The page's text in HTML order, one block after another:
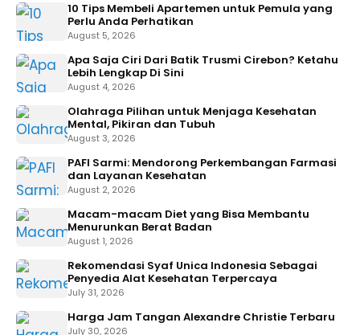
10 Tips Membeli Apartemen untuk Pemula yang
Perlu Anda Perhatikan
August 5, 2026
Apa Saja Ciri Dari Batik Trusmi Cirebon? Ketahu
Lebih Lengkap Di Sini
August 4, 2026
Olahraga Pilihan untuk Menjaga Kesehatan
Mental, Pikiran dan Tubuh
August 3, 2026
PAFI Sarmi: Mendorong Perkembangan Farmasi
dan Layanan Kesehatan
August 2, 2026
Macam-macam Diet yang Bisa Membantu
Menurunkan Berat Badan
August 1, 2026
Rekomendasi Syaf Unica Indonesia Sebagai
Penyedia Alat Kesehatan Terpercaya
July 31, 2026
Harga Jam Tangan Alexandre Christie Terbaru
July 30, 2026